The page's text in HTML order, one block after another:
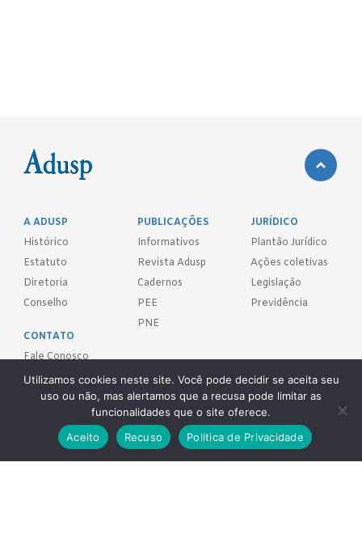
A ADUSP
Histórico
Estatuto
Diretoria
Conselho
PUBLICAÇÕES
Informativos
Revista Adusp
Cadernos
PEE
PNE
JURÍDICO
Plantão Jurídico
Ações coletivas
Legislação
Previdência
CONTATO
Fale Conosco
FILIE-SE!
REDES SOCIAIS
Utilizamos cookies neste site. Você pode decidir se aceita seu
uso ou não, mas alertamos que a recusa pode limitar as
funcionalidades que o site oferece.
Aceito
Recuso Politica de Privacidade